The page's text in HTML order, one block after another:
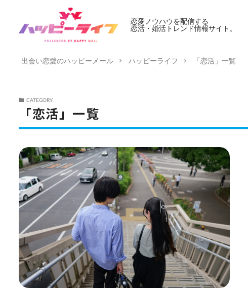
恋愛ノウハウを配信する
恋活・婚活トレンド情報サイト。
出会い恋愛のハッピーメール ハッピーライフ 「恋活」一覧
CATEGORY
「恋活」一覧